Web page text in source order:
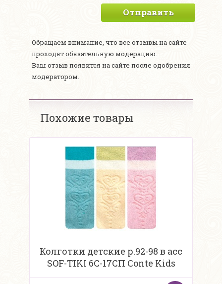
Отправить
Обращаем внимание, что все отзывы на сайте
проходят обязательную модерацию.
Ваш отзыв появится на сайте после одобрения
модератором.
Похожие товары
Колготки детские р.92-98 в асс
SOF-TIKI 6С-17СП Conte Kids